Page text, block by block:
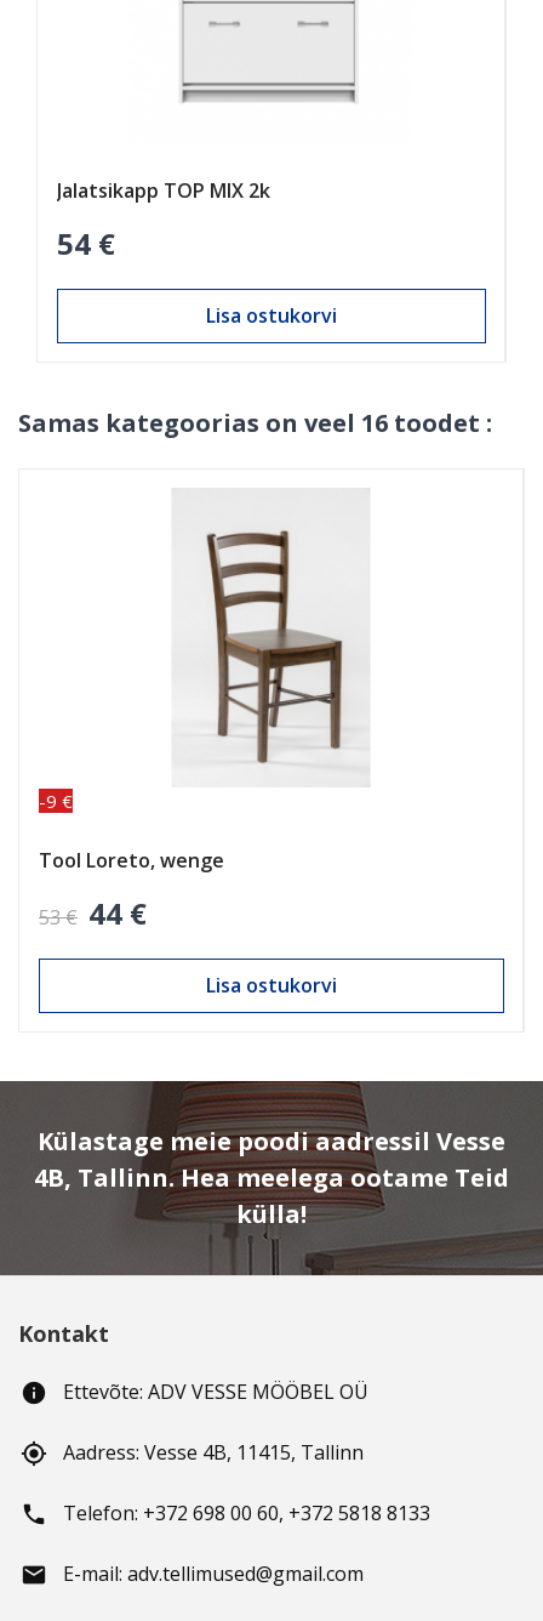
Jalatsikapp TOP MIX 2k
54 €
Lisa ostukorvi
Samas kategoorias on veel 16 toodet :
-9 €
Tool Loreto, wenge
53 € 44 €
Lisa ostukorvi
Külastage meie poodi aadressil Vesse
4B, Tallinn. Hea meelega ootame Teid
külla!
Kontakt
info Ettevõte: ADV VESSE MÖÖBEL OÜ
gps_fixed Aadress: Vesse 4B, 11415, Tallinn
phone Telefon: +372 698 00 60, +372 5818 8133
email E-mail: adv.tellimused@gmail.com